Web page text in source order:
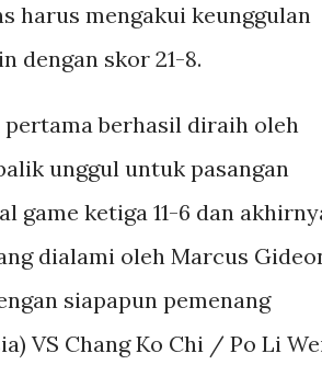
harus mengakui keunggulan
dengan skor 21-8.
berhasil diraih oleh
unggul untuk pasangan
game ketiga 11-6 dan
dialami oleh Marcus
siapapun pemenang
VS Chang Ko Chi / Po Li